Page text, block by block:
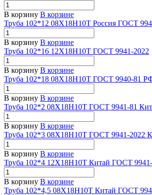
В корзину В корзине
Труба 102*12 08Х18Н10Т Россия ГОСТ
В корзину В корзине
Труба 102*16 12Х18Н10Т ГОСТ 9941-2022
В корзину В корзине
Труба 102*18 08Х18Н10Т ГОСТ 9940-81
В корзину В корзине
Труба 102*2 08Х18Н10Т ГОСТ 9941-81
В корзину В корзине
Труба 102*3 08Х18Н10Т ГОСТ 9941-2022
В корзину В корзине
Труба 102*4 12Х18Н10Т Китай ГОСТ
В корзину В корзине
Труба 102*4,5 08Х18Н10Т Китай ГОСТ